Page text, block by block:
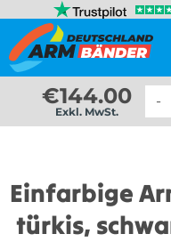
€144.00
Exkl. MwSt.
Einfarbige
türkis,